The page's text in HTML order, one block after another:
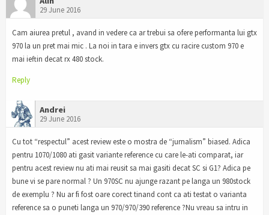
29 June 2016
Cam aiurea pretul , avand in vedere ca ar trebui sa ofere performanta lui gtx
970 la un pret mai mic . La noi in tara e invers gtx cu racire custom 970 e
mai ieftin decat rx 480 stock.
Reply
Andrei
29 June 2016
Cu tot “respectul” acest review este o mostra de “jurnalism” biased. Adica
pentru 1070/1080 ati gasit variante reference cu care le-ati comparat, iar
pentru acest review nu ati mai reusit sa mai gasiti decat SC si G1? Adica pe
bune vi se pare normal ? Un 970SC nu ajunge razant pe langa un 980stock
de exemplu ? Nu ar fi fost oare corect tinand cont ca ati testat o varianta
reference sa o puneti langa un 970/970/390 reference ?Nu vreau sa intru in